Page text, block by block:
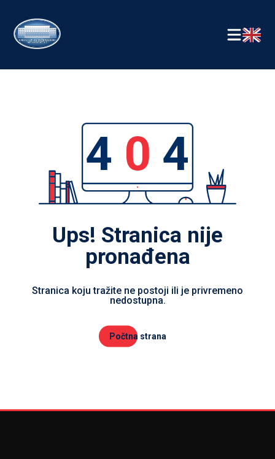
4 0 4
Ups! Stranica nije
pronađena
Stranica koju tražite ne postoji ili je privremeno
nedostupna.
Počtna strana